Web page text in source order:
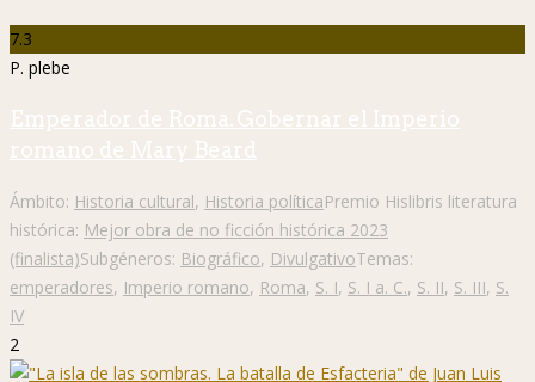
7.3
P. plebe
Emperador de Roma. Gobernar el Imperio
romano de Mary Beard
Ámbito: Historia cultural, Historia políticaPremio Hislibris literatura
histórica: Mejor obra de no ficción histórica 2023
(finalista)Subgéneros: Biográfico, DivulgativoTemas:
emperadores, Imperio romano, Roma, S. I, S. I a. C., S. II, S. III, S.
IV
2